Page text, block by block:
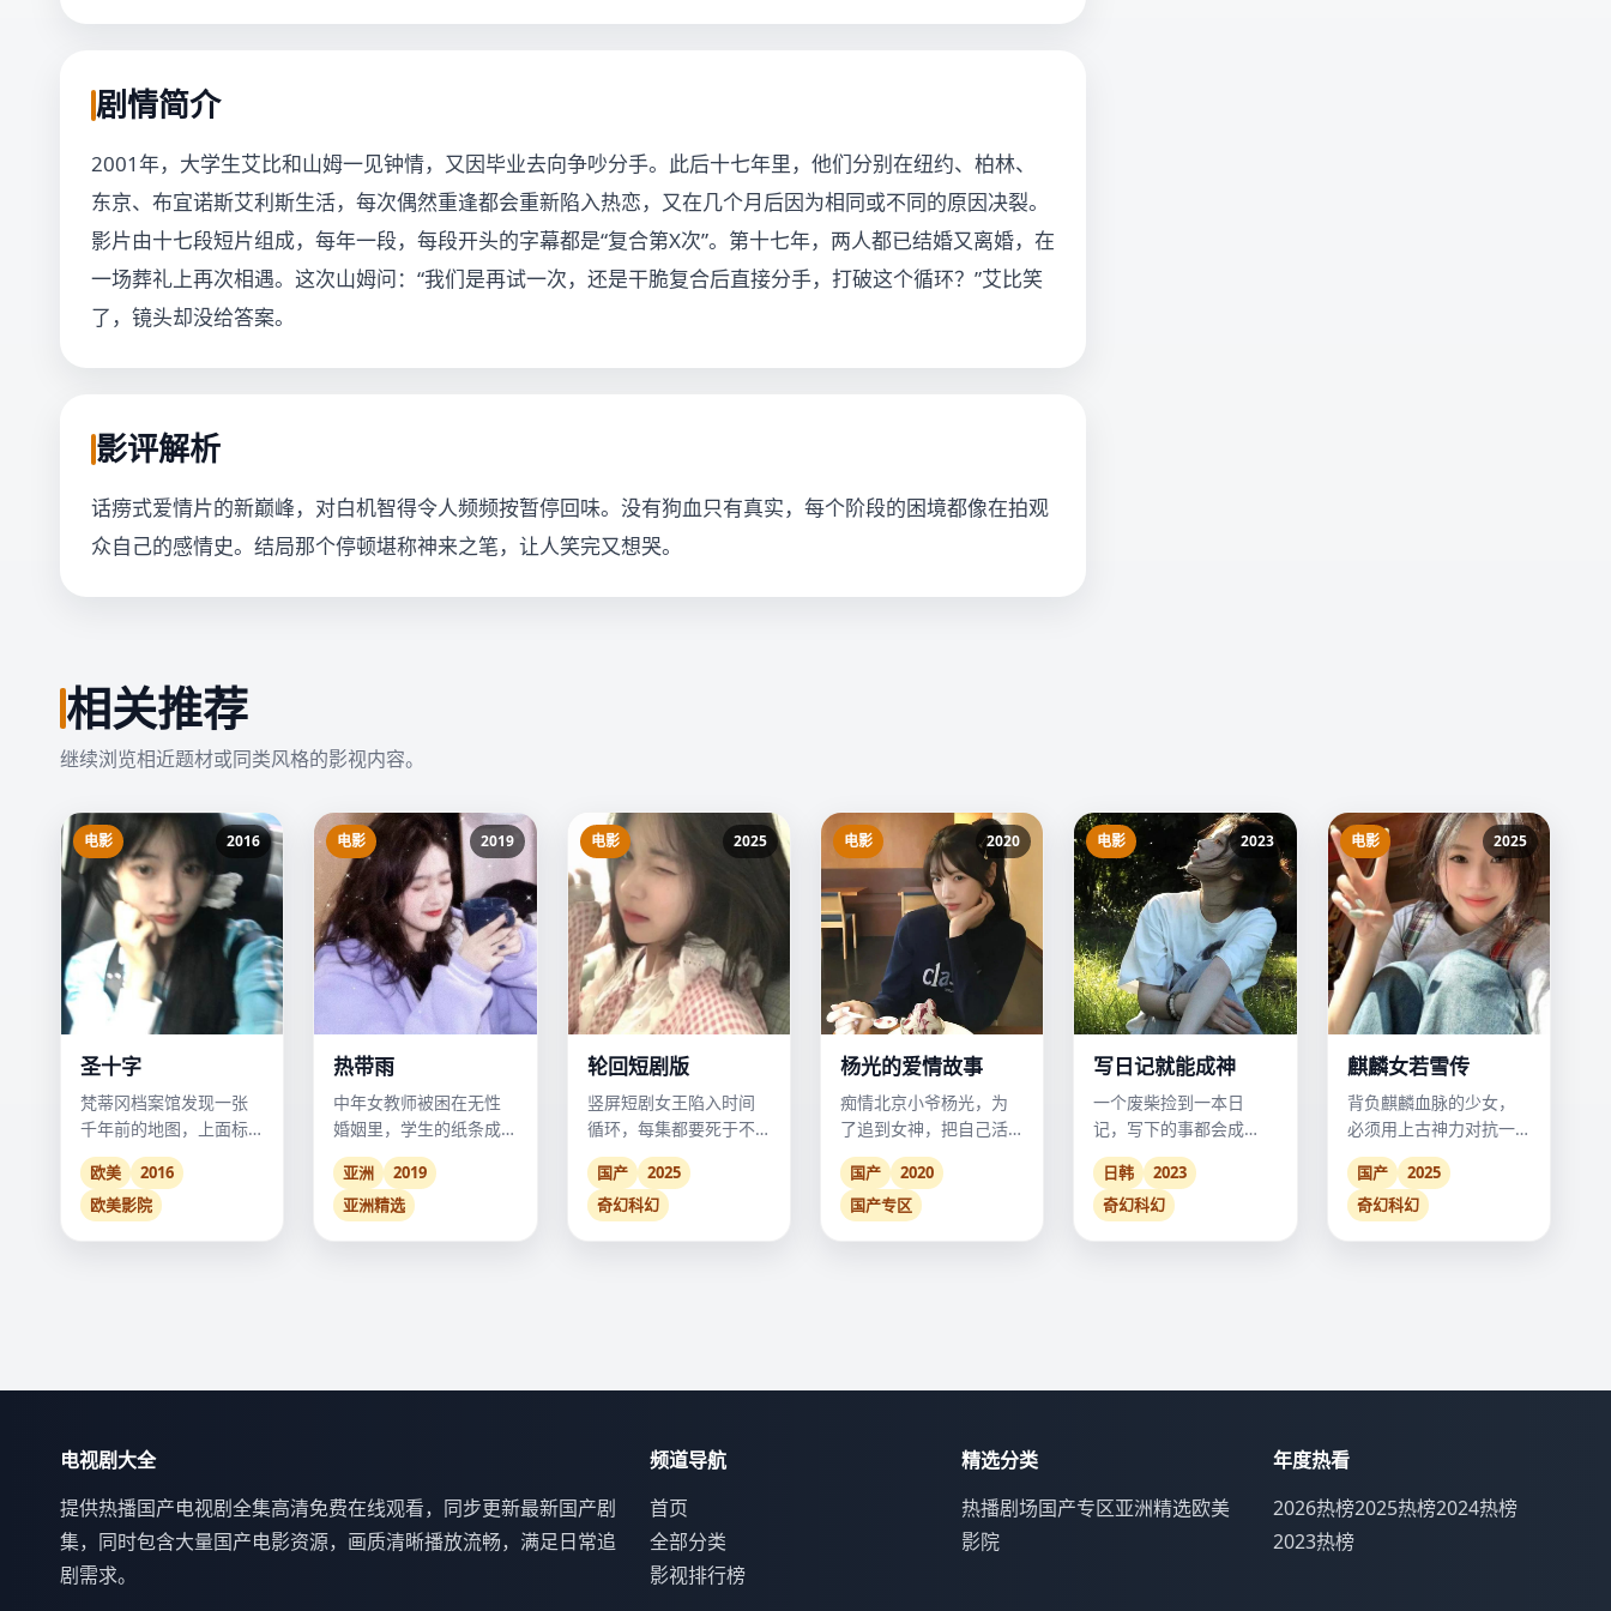
剧情简介
2001年，大学生艾比和山姆一见钟情，又因毕业去向争吵分手。此后十七年里，他们分别在纽约、柏林、
东京、布宜诺斯艾利斯生活，每次偶然重逢都会重新陷入热恋，又在几个月后因为相同或不同的原因决裂。
影片由十七段短片组成，每年一段，每段开头的字幕都是“复合第X次”。第十七年，两人都已结婚又离婚，在
一场葬礼上再次相遇。这次山姆问：“我们是再试一次，还是干脆复合后直接分手，打破这个循环？”艾比笑
了，镜头却没给答案。
影评解析
话痨式爱情片的新巅峰，对白机智得令人频频按暂停回味。没有狗血只有真实，每个阶段的困境都像在拍观
众自己的感情史。结局那个停顿堪称神来之笔，让人笑完又想哭。
相关推荐
继续浏览相近题材或同类风格的影视内容。
电影 2016
圣十字
梵蒂冈档案馆发现一张
千年前的地图，上面标
注的“圣十字”位置，指向
了南极。
欧美
2016
欧美影院
电影 2019
热带雨
中年女教师被困在无性
婚姻里，学生的纸条成
了唯一出口。
亚洲
2019
亚洲精选
电影 2025
轮回短剧版
竖屏短剧女王陷入时间
循环，每集都要死于不
同方式。
国产
2025
奇幻科幻
电影 2020
杨光的爱情故事
痴情北京小爷杨光，为
了追到女神，把自己活
成了一个万能替身，却
错失了身边的真爱。
国产
2020
国产专区
电影 2023
写日记就能成神
一个废柴捡到一本日
记，写下的事都会成
真，但代价是他必须承
受所有的恶果。
日韩
2023
奇幻科幻
电影 2025
麒麟女若雪传
背负麒麟血脉的少女，
必须用上古神力对抗一
场毁灭王朝的阴谋。
国产
2025
奇幻科幻
电视剧大全
提供热播国产电视剧全集高清免费在线观看，同步更新最新国产剧
集，同时包含大量国产电影资源，画质清晰播放流畅，满足日常追
剧需求。
频道导航
首页
全部分类
影视排行榜
精选分类
热播剧场国产专区亚洲精选欧美
影院
年度热看
2026热榜2025热榜2024热榜
2023热榜